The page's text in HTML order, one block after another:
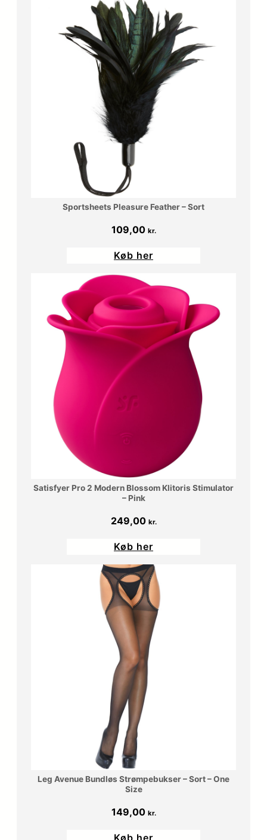
Sportsheets Pleasure Feather – Sort
109,00 kr.
Køb her
Satisfyer Pro 2 Modern Blossom Klitoris Stimulator
– Pink
249,00 kr.
Køb her
Leg Avenue Bundløs Strømpebukser – Sort – One
Size
149,00 kr.
Køb her